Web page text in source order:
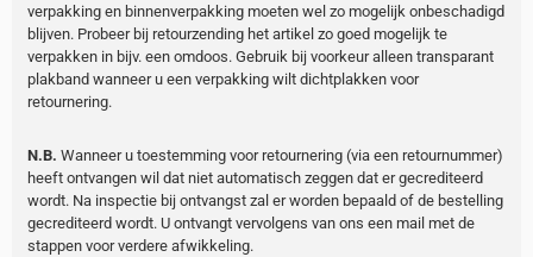
verpakking en binnenverpakking moeten wel zo mogelijk onbeschadigd
blijven. Probeer bij retourzending het artikel zo goed mogelijk te
verpakken in bijv. een omdoos. Gebruik bij voorkeur alleen transparant
plakband wanneer u een verpakking wilt dichtplakken voor
retournering.
N.B. Wanneer u toestemming voor retournering (via een retournummer)
heeft ontvangen wil dat niet automatisch zeggen dat er gecrediteerd
wordt. Na inspectie bij ontvangst zal er worden bepaald of de bestelling
gecrediteerd wordt. U ontvangt vervolgens van ons een mail met de
stappen voor verdere afwikkeling.